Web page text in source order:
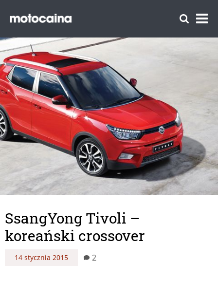
SsangYong Tivoli –
koreański crossover
14 stycznia 2015 2